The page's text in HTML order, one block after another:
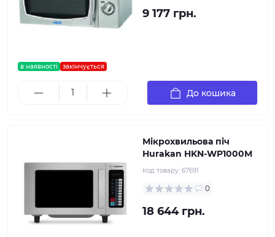
в наявності закінчується
9 177 грн.
До кошика
Мікрохвильова піч
Hurakan HKN-WP1000M
Код товару: 67691
0
18 644 грн.